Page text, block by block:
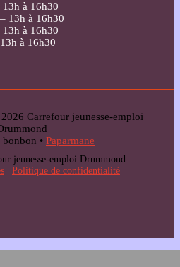
à 16h30
13h à 16h30
à 16h30
à 16h30
Carrefour jeunesse-emploi
• Paparmane
jeunesse-emploi Drummond
Politique de confidentialité